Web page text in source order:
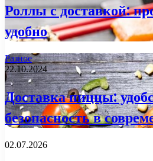
Роллы с доставкой:
удобно
Разное
22.10.2024
Доставка пиццы:
безопасность в
02.07.2026